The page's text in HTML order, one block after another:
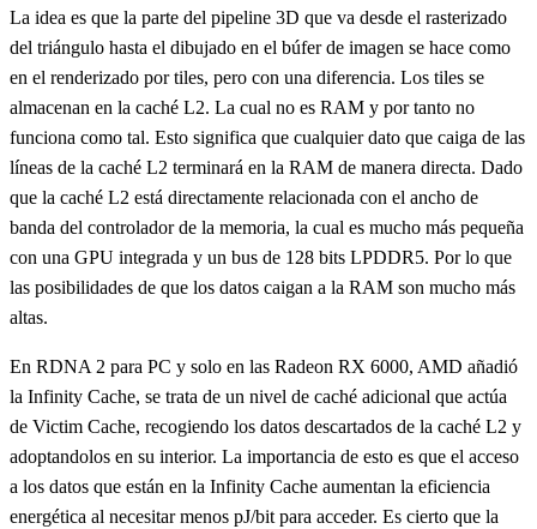
La idea es que la parte del pipeline 3D que va desde el rasterizado
del triángulo hasta el dibujado en el búfer de imagen se hace como
en el renderizado por tiles, pero con una diferencia. Los tiles se
almacenan en la caché L2. La cual no es RAM y por tanto no
funciona como tal. Esto significa que cualquier dato que caiga de las
líneas de la caché L2 terminará en la RAM de manera directa. Dado
que la caché L2 está directamente relacionada con el ancho de
banda del controlador de la memoria, la cual es mucho más pequeña
con una GPU integrada y un bus de 128 bits LPDDR5. Por lo que
las posibilidades de que los datos caigan a la RAM son mucho más
altas.
En RDNA 2 para PC y solo en las Radeon RX 6000, AMD añadió
la Infinity Cache, se trata de un nivel de caché adicional que actúa
de Victim Cache, recogiendo los datos descartados de la caché L2 y
adoptandolos en su interior. La importancia de esto es que el acceso
a los datos que están en la Infinity Cache aumentan la eficiencia
energética al necesitar menos pJ/bit para acceder. Es cierto que la